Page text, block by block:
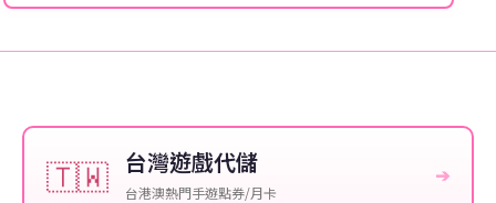
🇹🇼 台灣遊戲代儲
台港澳熱門手遊點券/月卡
➔